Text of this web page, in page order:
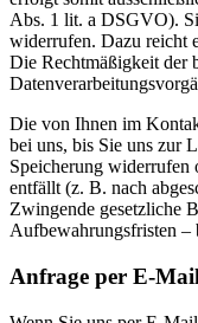
Abs. 1 lit. a DSGVO).
widerrufen. Dazu reicht
Die Rechtmäßigkeit der
Die von Ihnen im
bei uns, bis Sie uns zur
Speicherung widerrufen
entfällt (z. B. nach
Zwingende gesetzliche
Aufbewahrungsfristen –
Anfrage per E-